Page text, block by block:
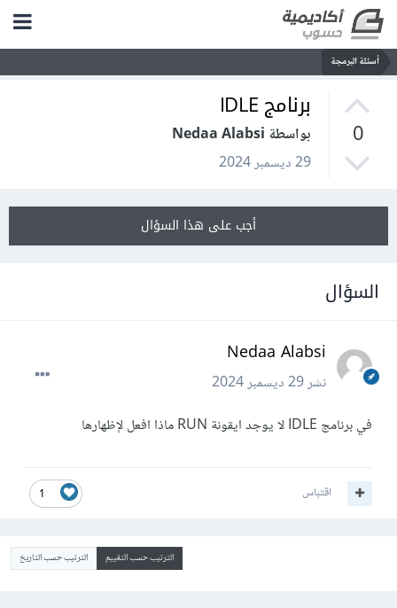
أسئلة البرمجة
0
برنامج IDLE
بواسطة Nedaa Alabsi
29 ديسمبر 2024
أجب على هذا السؤال
السؤال
Nedaa Alabsi
نشر29 ديسمبر 2024
في برنامج IDLE لا يوجد ايقونة RUN ماذا افعل لإظهارها
1 اقتباس
الترتيب حسب التقييم الترتيب حسب التاريخ